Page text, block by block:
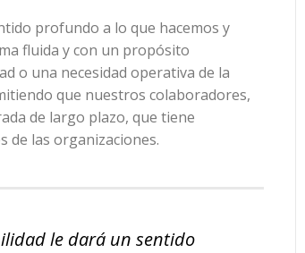
profundo a lo que hacemos y
fluida y con un propósito
o una necesidad operativa de la
que nuestros colaboradores,
de largo plazo, que tiene
de las organizaciones.
le dará un sentido